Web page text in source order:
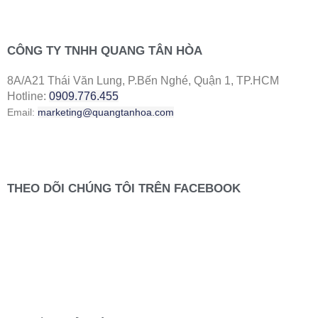
CÔNG TY TNHH QUANG TÂN HÒA
8A/A21 Thái Văn Lung, P.Bến Nghé, Quận 1, TP.HCM
Hotline: 0909.776.455
Email: marketing@quangtanhoa.com
THEO DÕI CHÚNG TÔI TRÊN FACEBOOK